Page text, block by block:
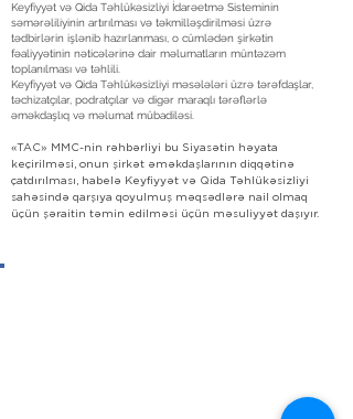
Keyfiyyət və Qida Təhlükəsizliyi İdarəetmə Sisteminin
səmərəliliyinin artırılması və təkmilləşdirilməsi üzrə
tədbirlərin işlənib hazırlanması, o cümlədən şirkətin
fəaliyyətinin nəticələrinə dair məlumatların müntəzəm
toplanılması və təhlili.
Keyfiyyət və Qida Təhlükəsizliyi məsələləri üzrə tərəfdaşlar,
təchizatçılar, podratçılar və digər maraqlı tərəflərlə
əməkdaşlıq və məlumat mübadiləsi.
«TAC» MMC-nin rəhbərliyi bu Siyasətin həyata
keçirilməsi, onun şirkət əməkdaşlarının diqqətinə
çatdırılması, habelə Keyfiyyət və Qida Təhlükəsizliyi
sahəsində qarşıya qoyulmuş məqsədlərə nail olmaq
üçün şəraitin təmin edilməsi üçün məsuliyyət daşıyır.